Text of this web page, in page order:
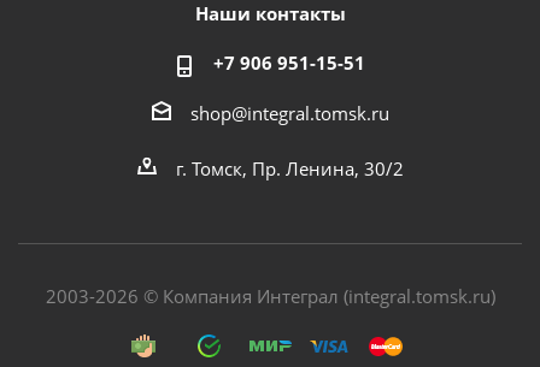
Наши контакты
+7 906 951-15-51
shop@integral.tomsk.ru
г. Томск, Пр. Ленина, 30/2
2003-2026 © Компания Интеграл (integral.tomsk.ru)